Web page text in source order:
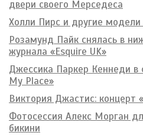
двери своего Мерседеса
Холли Пирс и другие модели
Розамунд Пайк снялась в
журнала «Esquire UK»
Джессика Паркер Кеннеди
My Place»
Виктория Джастис: концерт
Фотосессия Алекс Морган
бикини